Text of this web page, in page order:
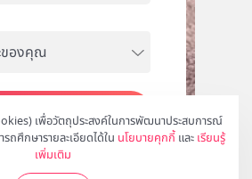
เพื่อวัตถุประสงค์ในการพัฒนาประสบการณ์
ถศึกษารายละเอียดได้ใน นโยบายคุกกี้ และ เรียนรู้
เพิ่มเติม
สมัคร